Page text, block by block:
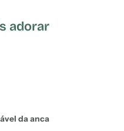
adorar
da anca